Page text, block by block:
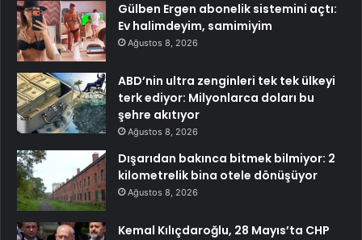
Gülben Ergen abonelik sistemini açtı:
Ev halimdeyim, samimiyim
Ağustos 8, 2026
ABD’nin ultra zenginleri tek tek ülkeyi
terk ediyor: Milyonlarca doları bu
şehre akıtıyor
Ağustos 8, 2026
Dışarıdan bakınca bitmek bilmiyor: 2
kilometrelik bina otele dönüşüyor
Ağustos 8, 2026
Kemal Kılıçdaroğlu, 28 Mayıs’ta CHP